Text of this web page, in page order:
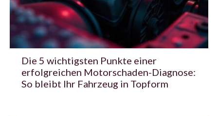
Die 5 wichtigsten Punkte einer
erfolgreichen Motorschaden-Diagnose:
So bleibt Ihr Fahrzeug in Topform